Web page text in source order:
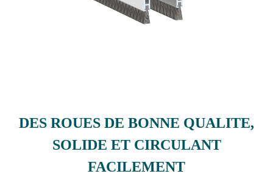
DES ROUES DE BONNE QUALITE,
SOLIDE ET CIRCULANT
FACILEMENT